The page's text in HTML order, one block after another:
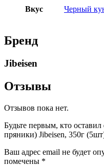
Вкус Черный
Бренд
Jibeisen
Отзывы
Отзывов пока нет.
Будьте первым, кто
пряники) Jibeisen, 350г
Ваш адрес email не будет
помечены *